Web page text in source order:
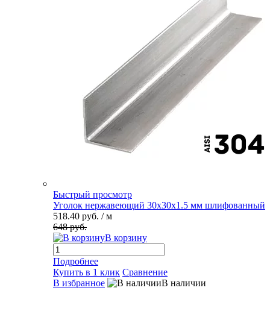
Быстрый просмотр
Уголок нержавеющий 30х30х1.5 мм шлифованный
518.40 руб. / м
648 руб.
В корзину
Подробнее
Купить в 1 клик Сравнение
В избранное
В наличии